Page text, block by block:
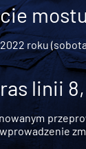
2022 roku
linii 8,